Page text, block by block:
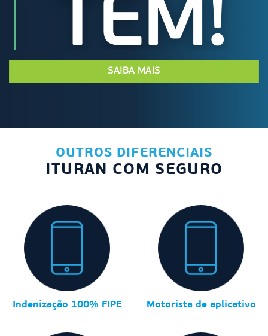
SAIBA MAIS
OUTROS DIFERENCIAIS
ITURAN COM SEGURO
Indenização 100% FIPE Motorista de aplicativo